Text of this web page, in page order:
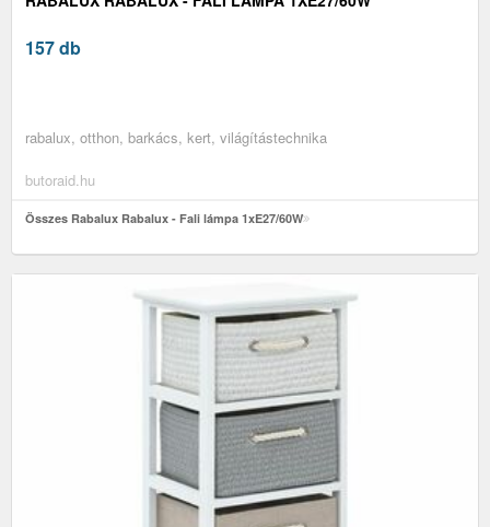
157 db
rabalux, otthon, barkács, kert, világítástechnika
butoraid.hu
Összes Rabalux Rabalux - Fali lámpa 1xE27/60W